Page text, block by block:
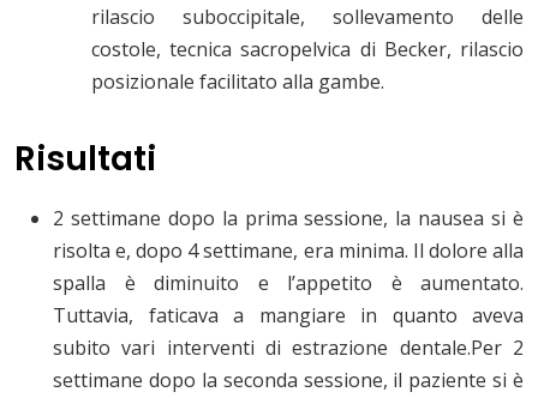
rilascio suboccipitale, sollevamento delle
costole, tecnica sacropelvica di Becker, rilascio
posizionale facilitato alla gambe.
Risultati
2 settimane dopo la prima sessione, la nausea si è
risolta e, dopo 4 settimane, era minima. Il dolore alla
spalla è diminuito e l’appetito è aumentato.
Tuttavia, faticava a mangiare in quanto aveva
subito vari interventi di estrazione dentale.Per 2
settimane dopo la seconda sessione, il paziente si è